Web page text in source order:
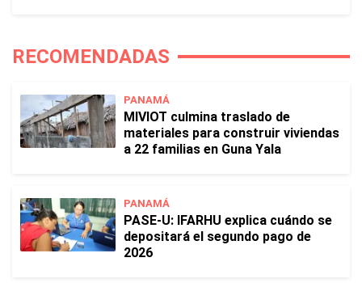
RECOMENDADAS
PANAMÁ
MIVIOT culmina traslado de
materiales para construir viviendas
a 22 familias en Guna Yala
PANAMÁ
PASE-U: IFARHU explica cuándo se
depositará el segundo pago de
2026